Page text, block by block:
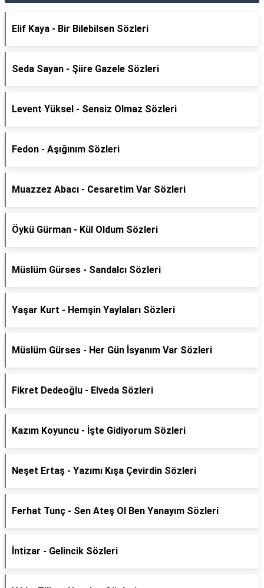
Elif Kaya - Bir Bilebilsen Sözleri
Seda Sayan - Şiire Gazele Sözleri
Levent Yüksel - Sensiz Olmaz Sözleri
Fedon - Aşığınım Sözleri
Muazzez Abacı - Cesaretim Var Sözleri
Öykü Gürman - Kül Oldum Sözleri
Müslüm Gürses - Sandalcı Sözleri
Yaşar Kurt - Hemşin Yaylaları Sözleri
Müslüm Gürses - Her Gün İsyanım Var Sözleri
Fikret Dedeoğlu - Elveda Sözleri
Kazım Koyuncu - İşte Gidiyorum Sözleri
Neşet Ertaş - Yazımı Kışa Çevirdin Sözleri
Ferhat Tunç - Sen Ateş Ol Ben Yanayım Sözleri
İntizar - Gelincik Sözleri